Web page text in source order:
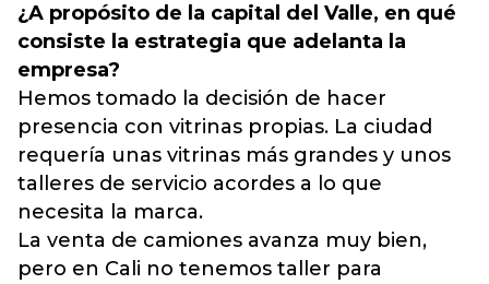
¿A propósito de la capital del Valle, en qué
consiste la estrategia que adelanta la
empresa?
Hemos tomado la decisión de hacer
presencia con vitrinas propias. La ciudad
requería unas vitrinas más grandes y unos
talleres de servicio acordes a lo que
necesita la marca.
La venta de camiones avanza muy bien,
pero en Cali no tenemos taller para